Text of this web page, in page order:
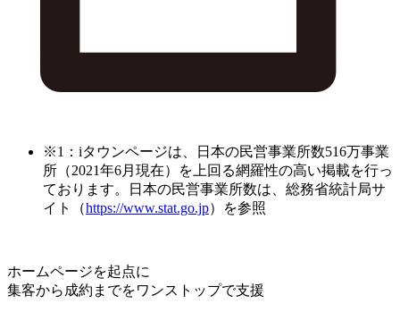
※1：iタウンページは、日本の民営事業所数516万事業
所（2021年6月現在）を上回る網羅性の高い掲載を行っ
ております。日本の民営事業所数は、総務省統計局サ
イト（https://www.stat.go.jp）を参照
ホームページを起点に
集客から成約までをワンストップで支援